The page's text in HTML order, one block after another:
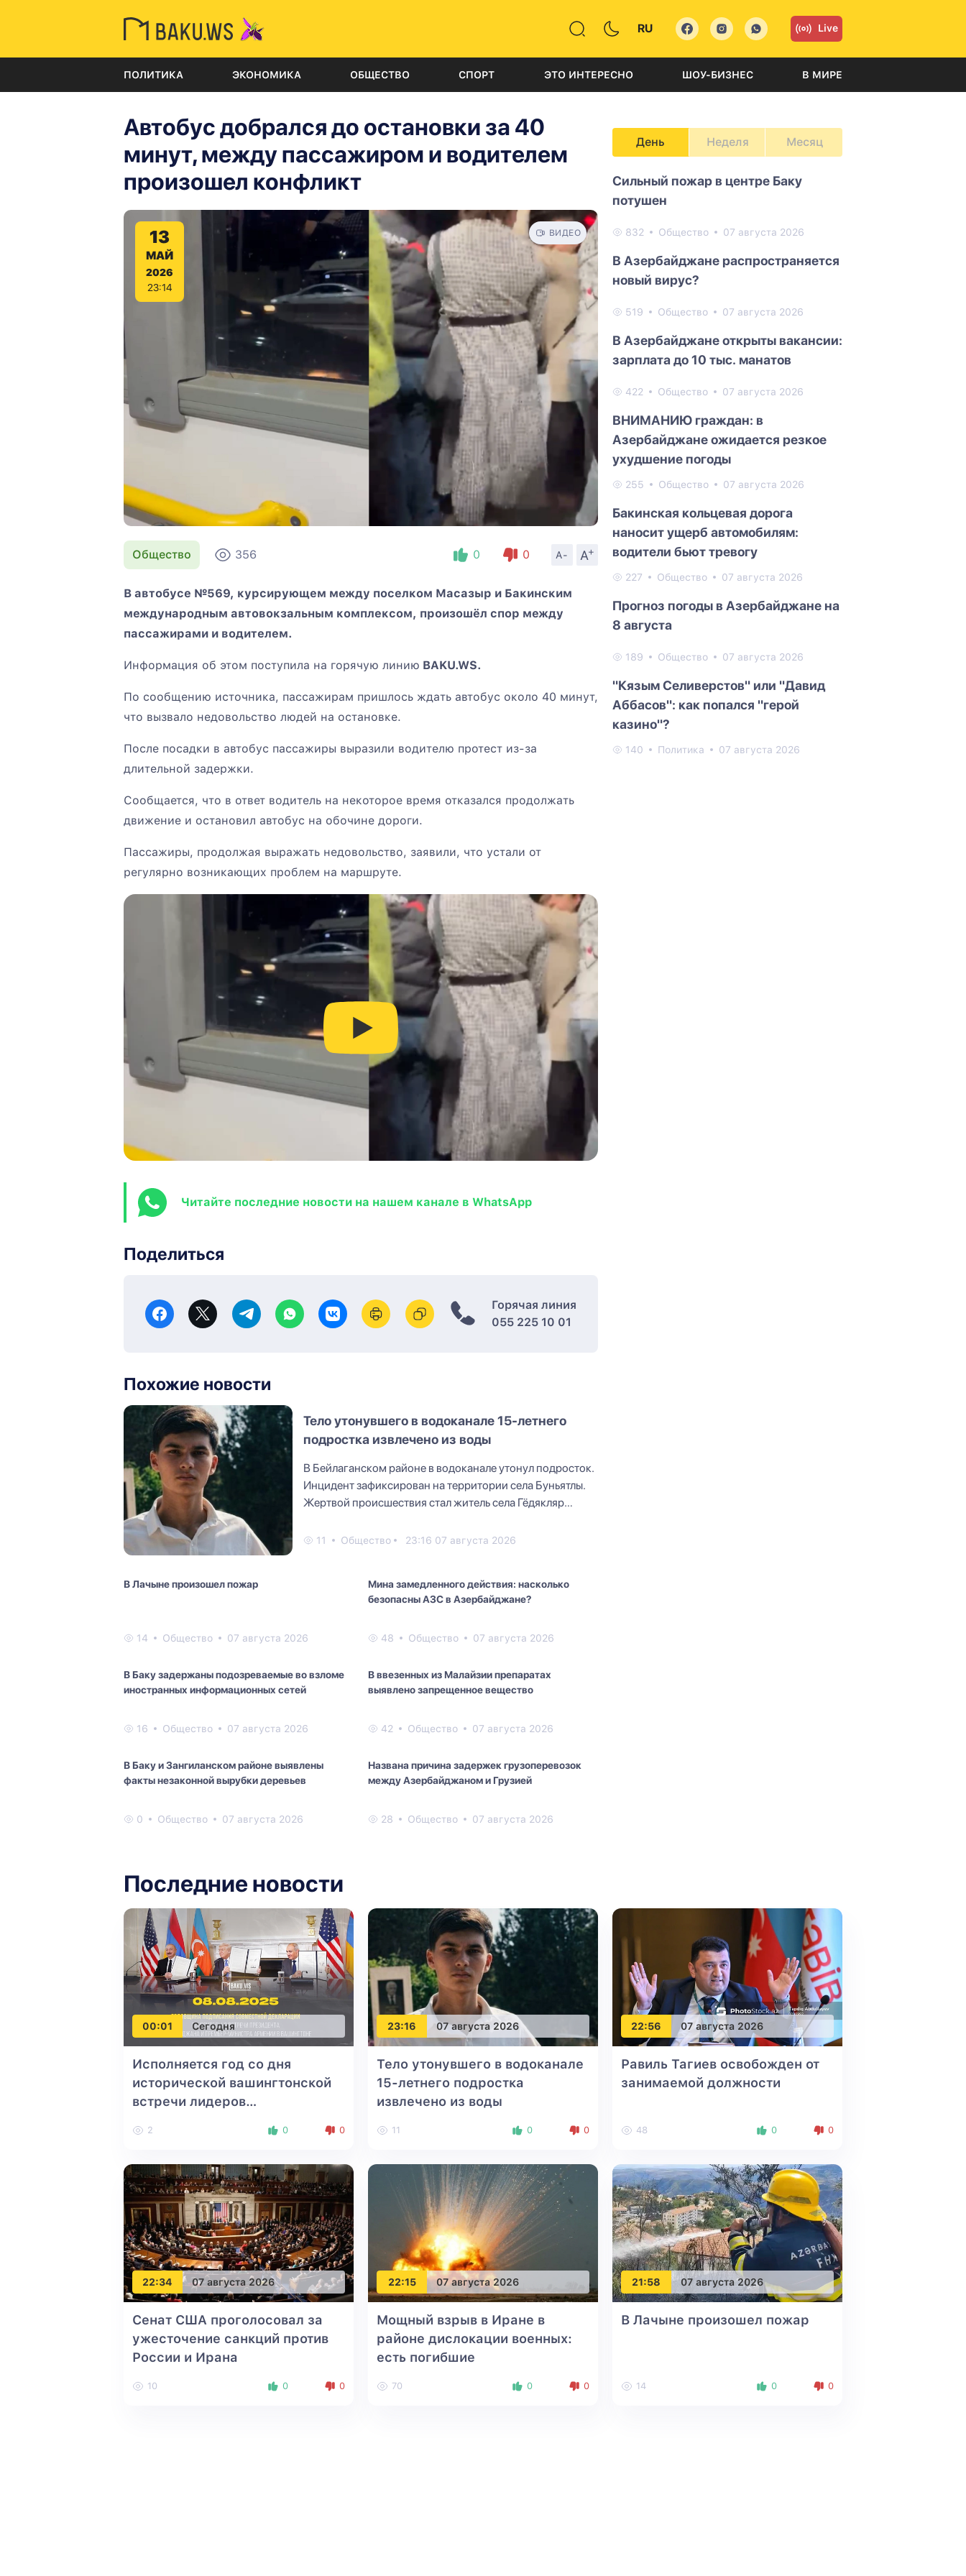
RU Live
ПОЛИТИКА ЭКОНОМИКА ОБЩЕСТВО СПОРТ ЭТО ИНТЕРЕСНО ШОУ-БИЗНЕС В МИРЕ
Автобус добрался до остановки за 40
минут, между пассажиром и водителем
произошел конфликт
13
МАЙ
2026
23:14
ВИДЕО
Общество 356 0 0 A- A
+
В автобусе №569, курсирующем между поселком Масазыр и Бакинским
международным автовокзальным комплексом, произошёл спор между
пассажирами и водителем.
Информация об этом поступила на горячую линию BAKU.WS.
По сообщению источника, пассажирам пришлось ждать автобус около 40 минут,
что вызвало недовольство людей на остановке.
После посадки в автобус пассажиры выразили водителю протест из-за
длительной задержки.
Сообщается, что в ответ водитель на некоторое время отказался продолжать
движение и остановил автобус на обочине дороги.
Пассажиры, продолжая выражать недовольство, заявили, что устали от
регулярно возникающих проблем на маршруте.
Читайте последние новости на нашем канале в WhatsApp
Поделиться
Горячая линия
055 225 10 01
Похожие новости
Тело утонувшего в водоканале 15-летнего
подростка извлечено из воды
В Бейлаганском районе в водоканале утонул подросток.
Инцидент зафиксирован на территории села Буньятлы.
Жертвой происшествия стал житель села Гёдякляр
11 Общество 23:16 07 августа 2026
В Лачыне произошел пожар
14 Общество 07 августа 2026
Мина замедленного действия: насколько
безопасны АЗС в Азербайджане?
48 Общество 07 августа 2026
В Баку задержаны подозреваемые во взломе
иностранных информационных сетей
16 Общество 07 августа 2026
В ввезенных из Малайзии препаратах
выявлено запрещенное вещество
42 Общество 07 августа 2026
В Баку и Зангиланском районе выявлены
факты незаконной вырубки деревьев
0 Общество 07 августа 2026
Названа причина задержек грузоперевозок
между Азербайджаном и Грузией
28 Общество 07 августа 2026
День Неделя Месяц
Сильный пожар в центре Баку
потушен
832 Общество 07 августа 2026
В Азербайджане распространяется
новый вирус?
519 Общество 07 августа 2026
В Азербайджане открыты вакансии:
зарплата до 10 тыс. манатов
422 Общество 07 августа 2026
ВНИМАНИЮ граждан: в
Азербайджане ожидается резкое
ухудшение погоды
255 Общество 07 августа 2026
Бакинская кольцевая дорога
наносит ущерб автомобилям:
водители бьют тревогу
227 Общество 07 августа 2026
Прогноз погоды в Азербайджане на
8 августа
189 Общество 07 августа 2026
"Кязым Селиверстов" или "Давид
Аббасов": как попался "герой
казино"?
140 Политика 07 августа 2026
Последние новости
00:01 Сегодня
Исполняется год со дня
исторической вашингтонской
встречи лидеров
Армении
2 0 0
23:16 07 августа 2026
Тело утонувшего в водоканале
15-летнего подростка
извлечено из воды
11 0 0
22:56 07 августа 2026
Равиль Тагиев освобожден от
занимаемой должности
48 0 0
22:34 07 августа 2026
Сенат США проголосовал за
ужесточение санкций против
России и Ирана
10 0 0
22:15 07 августа 2026
Мощный взрыв в Иране в
районе дислокации военных:
есть погибшие
70 0 0
21:58 07 августа 2026
В Лачыне произошел пожар
14 0 0